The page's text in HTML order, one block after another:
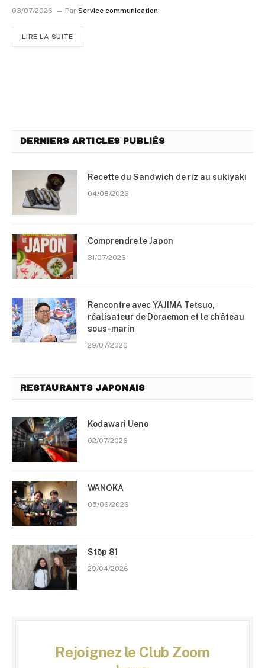
03/07/2026 Par Service communication
LIRE LA SUITE
DERNIERS ARTICLES PUBLIÉS
Recette du Sandwich de riz au sukiyaki
04/08/2026
Comprendre le Japon
31/07/2026
Rencontre avec YAJIMA Tetsuo,
réalisateur de Doraemon et le château
sous-marin
29/07/2026
RESTAURANTS JAPONAIS
Kodawari Ueno
02/07/2026
WANOKA
05/06/2026
Stōp 81
29/04/2026
Rejoignez le Club Zoom